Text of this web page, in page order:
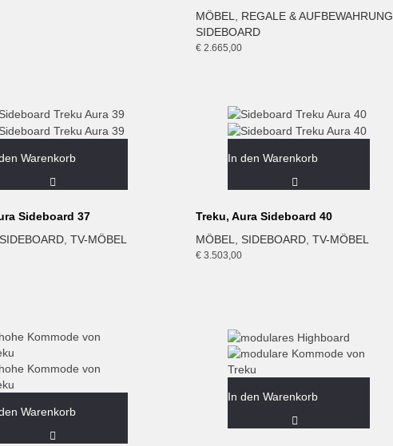
MÖBEL
REGALE & AUFBEWAHRUNG
SIDEBOARD
€2.665,00
Warenkorb
Sideboard 37
SIDEBOARD ,TV-MÖBEL
In den Warenkorb
Treku, Aura Sideboard 40
MÖBEL
SIDEBOARD, TV-MÖBEL
€3.503,00
Warenkorb
In den Warenkorb